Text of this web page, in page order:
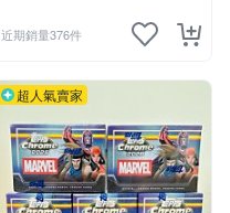
近期銷量376件
超人氣賣家